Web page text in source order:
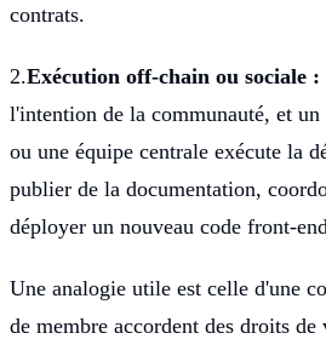
contrats.
2.Exécution off-chain ou sociale :
l'intention de la communauté, et
ou une équipe centrale exécute la
publier de la documentation,
déployer un nouveau code front-
Une analogie utile est celle d'une
de membre accordent des droits